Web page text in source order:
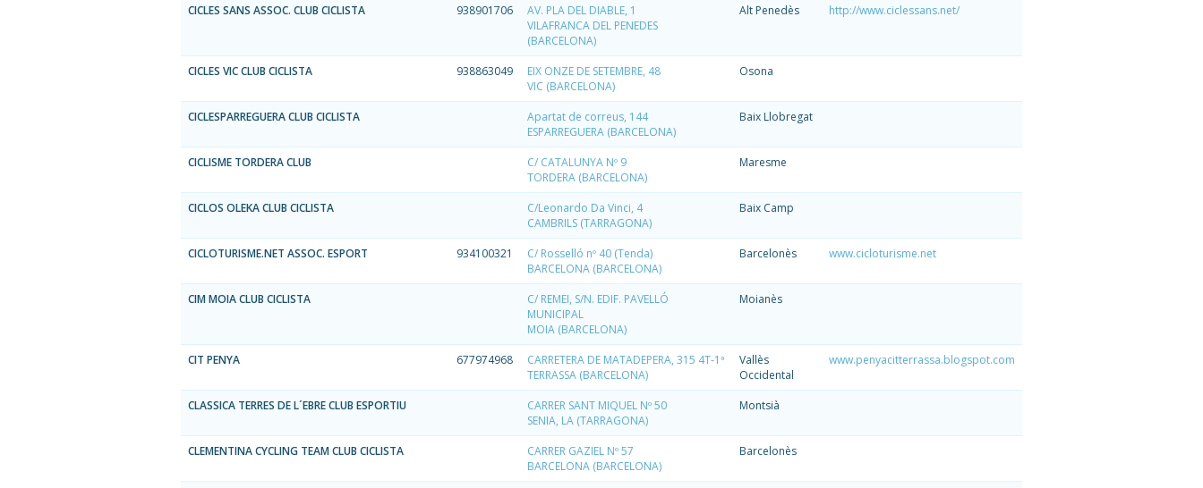
CICLES SANS ASSOC. CLUB CICLISTA 938901706
AV. PLA DEL DIABLE, 1
VILAFRANCA DEL PENEDES
(BARCELONA)
Alt Penedès http://www.ciclessans.net/
CICLES VIC CLUB CICLISTA 938863049
EIX ONZE DE SETEMBRE, 48
VIC (BARCELONA)
Osona
CICLESPARREGUERA CLUB CICLISTA
Apartat de correus, 144
ESPARREGUERA (BARCELONA)
Baix Llobregat
CICLISME TORDERA CLUB
C/ CATALUNYA Nº 9
TORDERA (BARCELONA)
Maresme
CICLOS OLEKA CLUB CICLISTA
C/Leonardo Da Vinci, 4
CAMBRILS (TARRAGONA)
Baix Camp
CICLOTURISME.NET ASSOC. ESPORT 934100321
C/ Rosselló nº 40 (Tenda)
BARCELONA (BARCELONA)
Barcelonès www.cicloturisme.net
CIM MOIA CLUB CICLISTA
C/ REMEI, S/N. EDIF. PAVELLÓ
MUNICIPAL
MOIA (BARCELONA)
Moianès
CIT PENYA 677974968
CARRETERA DE MATADEPERA, 315 4T-1ª
TERRASSA (BARCELONA)
Vallès
Occidental
www.penyacitterrassa.blogspot.com
CLASSICA TERRES DE L´EBRE CLUB ESPORTIU
CARRER SANT MIQUEL Nº 50
SENIA, LA (TARRAGONA)
Montsià
CLEMENTINA CYCLING TEAM CLUB CICLISTA
CARRER GAZIEL Nº 57
BARCELONA (BARCELONA)
Barcelonès